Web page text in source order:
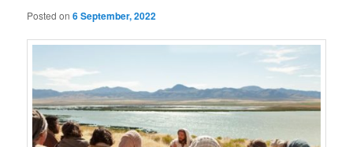
Posted on6 September, 2022